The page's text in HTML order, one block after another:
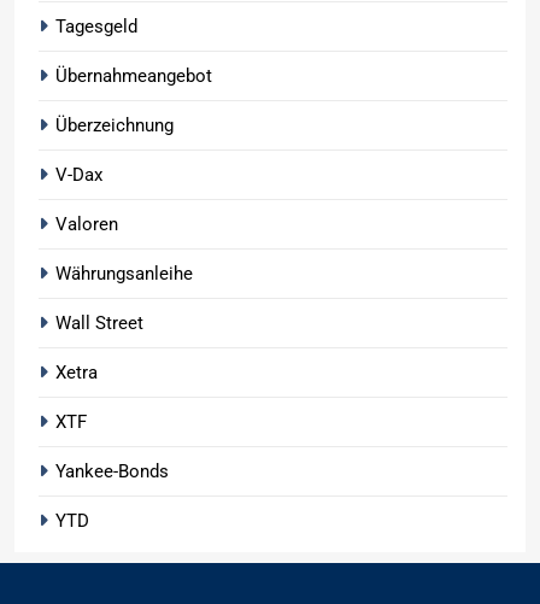
Tagesgeld
Übernahmeangebot
Überzeichnung
V-Dax
Valoren
Währungsanleihe
Wall Street
Xetra
XTF
Yankee-Bonds
YTD